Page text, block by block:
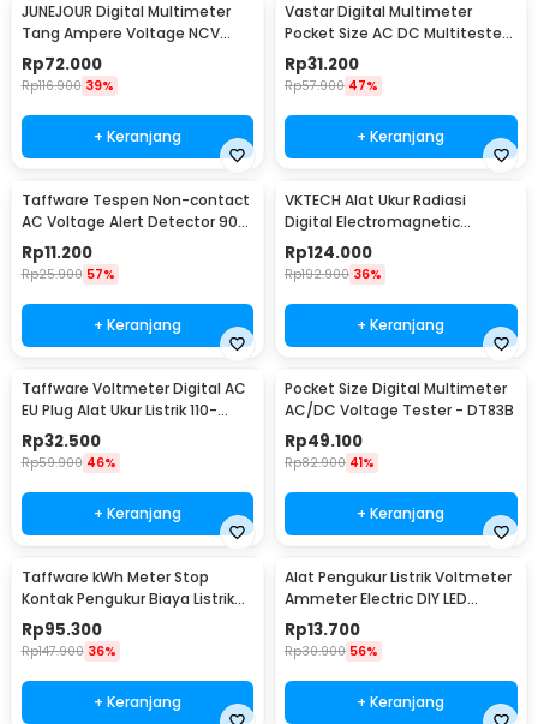
JUNEJOUR Digital Multimeter
Tang Ampere Voltage NCV
Tester Clamp - DT266
Rp72.000
Rp116.900 39%
+ Keranjang
Vastar Digital Multimeter
Pocket Size AC DC Multitester
Portable - DT830B
Rp31.200
Rp57.900 47%
+ Keranjang
Taffware Tespen Non-contact
AC Voltage Alert Detector 90-
1000V - VD02
Rp11.200
Rp25.900 57%
+ Keranjang
VKTECH Alat Ukur Radiasi
Digital Electromagnetic
Radiation Detector - DT-1130
Rp124.000
Rp192.900 36%
+ Keranjang
Taffware Voltmeter Digital AC
EU Plug Alat Ukur Listrik 110-
300V - DM55-1
Rp32.500
Rp59.900 46%
+ Keranjang
Pocket Size Digital Multimeter
AC/DC Voltage Tester - DT83B
Rp49.100
Rp82.900 41%
+ Keranjang
Taffware kWh Meter Stop
Kontak Pengukur Biaya Listrik
Rumah - KWE-PM01
Rp95.300
Rp147.900 36%
+ Keranjang
Alat Pengukur Listrik Voltmeter
Ammeter Electric DIY LED
Display - GN-0117
Rp13.700
Rp30.900 56%
+ Keranjang